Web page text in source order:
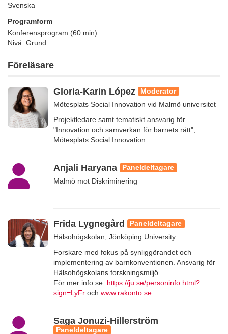
Svenska
Programform
Konferensprogram (60 min)
Nivå: Grund
Föreläsare
Gloria-Karin López Moderator
Mötesplats Social Innovation vid Malmö universitet
Projektledare samt tematiskt ansvarig för
"Innovation och samverkan för barnets rätt",
Mötesplats Social Innovation
Anjali Haryana Paneldeltagare
Malmö mot Diskriminering
Frida Lygnegård Paneldeltagare
Hälsohögskolan, Jönköping University
Forskare med fokus på synliggörandet och
implementering av barnkonventionen. Ansvarig för
Hälsohögskolans forskningsmiljö.
För mer info se: https://ju.se/personinfo.html?
sign=LyFr och www.rakonto.se
Saga Jonuzi-Hillerström
Paneldeltagare